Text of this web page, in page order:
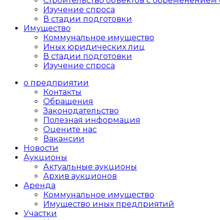
Изучение спроса
В стадии подготовки
Имущество
Коммунальное имущество
Иных юридических лиц
В стадии подготовки
Изучение спроса
о предприятии
Контакты
Обращения
Законодательство
Полезная информация
Оцените нас
Вакансии
Новости
Аукционы
Актуальные аукционы
Архив аукционов
Аренда
Коммунальное имущество
Имущество иных предприятий
Участки